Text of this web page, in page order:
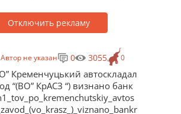
Отключить рекламу
Автор не указан 0
0 3055